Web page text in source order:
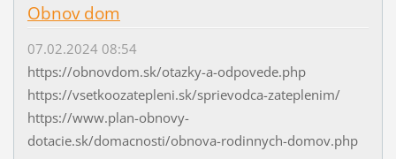
Obnov dom
07.02.2024 08:54
https://obnovdom.sk/otazky-a-odpovede.php
https://vsetkoozatepleni.sk/sprievodca-zateplenim/
https://www.plan-obnovy-
dotacie.sk/domacnosti/obnova-rodinnych-domov.php